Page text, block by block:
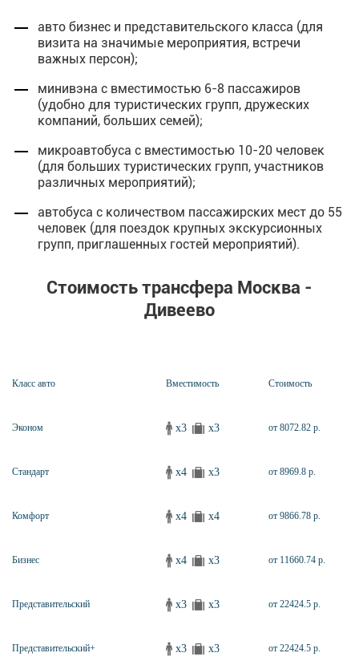
авто бизнес и представительского класса (для
визита на значимые мероприятия, встречи
важных персон);
минивэна с вместимостью 6-8 пассажиров
(удобно для туристических групп, дружеских
компаний, больших семей);
микроавтобуса с вместимостью 10-20 человек
(для больших туристических групп, участников
различных мероприятий);
автобуса с количеством пассажирских мест до 55
человек (для поездок крупных экскурсионных
групп, приглашенных гостей мероприятий).
Стоимость трансфера Москва -
Дивеево
Класс авто Вместимость Стоимость
Эконом x3 x3 от 8072.82 р.
Стандарт x4 x3 от 8969.8 р.
Комфорт x4 x4 от 9866.78 р.
Бизнес x4 x3 от 11660.74 р.
Представительский x3 x3 от 22424.5 р.
Представительский+ x3 x3 от 22424.5 р.